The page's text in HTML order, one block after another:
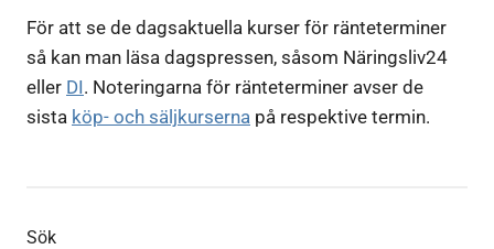
För att se de dagsaktuella kurser för ränteterminer
så kan man läsa dagspressen, såsom Näringsliv24
eller DI. Noteringarna för ränteterminer avser de
sista köp- och säljkurserna på respektive termin.
Sök